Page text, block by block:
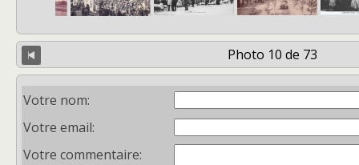
Photo 10 de 73
Votre nom:
Votre email:
Votre commentaire: